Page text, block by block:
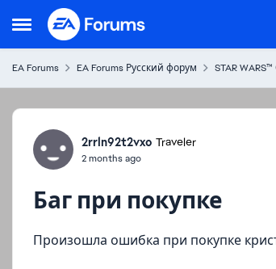
Open Side Menu
Skip to content
EA Forums EA Forums Русский форум STAR
Forum Discussion
2rrln92t2vxo Traveler
2 months ago
Баг при покупке
Произошла ошибка при покупке